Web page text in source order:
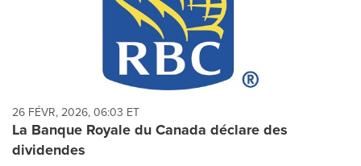
26 FÉVR, 2026, 06:03 ET
La Banque Royale du Canada déclare des
dividendes